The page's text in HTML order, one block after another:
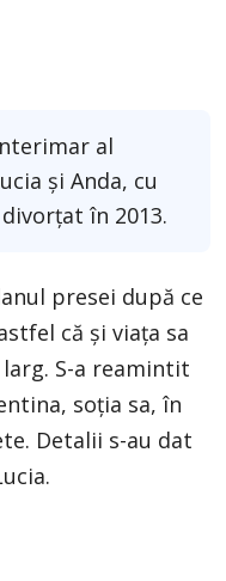
al
și Anda, cu
în 2013.
presei după ce
că și viața sa
S-a reamintit
soția sa, în
Detalii s-au dat